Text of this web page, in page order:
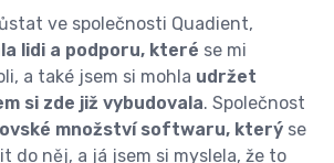
ve společnosti Quadient,
lidi a podporu, které se mi
a také jsem si mohla udržet
si zde již vybudovala. Společnost
množství softwaru, který se
do něj, a já jsem si myslela, že to